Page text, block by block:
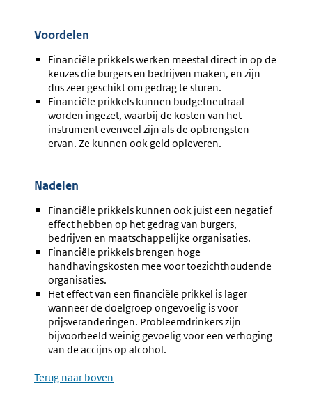
Voordelen
Financiële prikkels werken meestal direct in op de
keuzes die burgers en bedrijven maken, en zijn
dus zeer geschikt om gedrag te sturen.
Financiële prikkels kunnen budgetneutraal
worden ingezet, waarbij de kosten van het
instrument evenveel zijn als de opbrengsten
ervan. Ze kunnen ook geld opleveren.
Nadelen
Financiële prikkels kunnen ook juist een negatief
effect hebben op het gedrag van burgers,
bedrijven en maatschappelijke organisaties.
Financiële prikkels brengen hoge
handhavingskosten mee voor toezichthoudende
organisaties.
Het effect van een financiële prikkel is lager
wanneer de doelgroep ongevoelig is voor
prijsveranderingen. Probleemdrinkers zijn
bijvoorbeeld weinig gevoelig voor een verhoging
van de accijns op alcohol.
Terug naar boven